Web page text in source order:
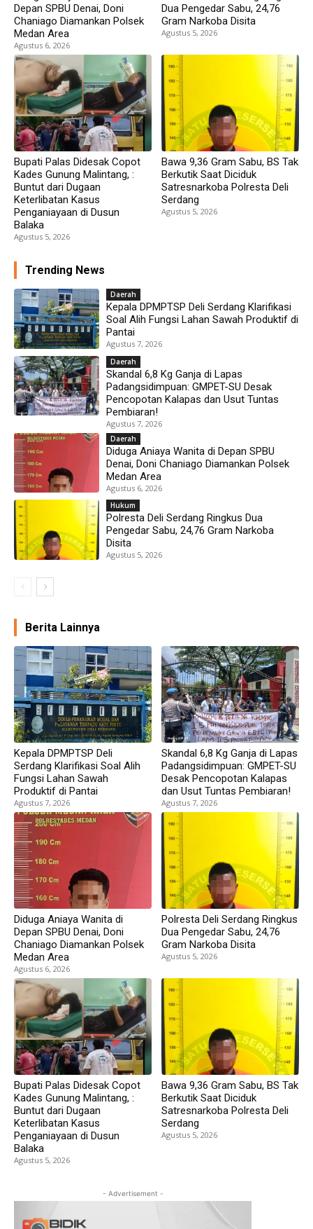
Depan SPBU Denai, Doni
Chaniago Diamankan Polsek
Medan Area
Agustus 6, 2026
Dua Pengedar Sabu, 24,76
Gram Narkoba Disita
Agustus 5, 2026
Bupati Palas Didesak Copot
Kades Gunung Malintang, :
Buntut dari Dugaan
Keterlibatan Kasus
Penganiayaan di Dusun
Balaka
Agustus 5, 2026
Bawa 9,36 Gram Sabu, BS Tak
Berkutik Saat Diciduk
Satresnarkoba Polresta Deli
Serdang
Agustus 5, 2026
Trending News
Daerah
Kepala DPMPTSP Deli Serdang Klarifikasi
Soal Alih Fungsi Lahan Sawah Produktif di
Pantai
Agustus 7, 2026
Daerah
Skandal 6,8 Kg Ganja di Lapas
Padangsidimpuan: GMPET-SU Desak
Pencopotan Kalapas dan Usut Tuntas
Pembiaran!
Agustus 7, 2026
Daerah
Diduga Aniaya Wanita di Depan SPBU
Denai, Doni Chaniago Diamankan Polsek
Medan Area
Agustus 6, 2026
Hukum
Polresta Deli Serdang Ringkus Dua
Pengedar Sabu, 24,76 Gram Narkoba
Disita
Agustus 5, 2026
Berita Lainnya
Kepala DPMPTSP Deli
Serdang Klarifikasi Soal Alih
Fungsi Lahan Sawah
Produktif di Pantai
Agustus 7, 2026
Skandal 6,8 Kg Ganja di Lapas
Padangsidimpuan: GMPET-SU
Desak Pencopotan Kalapas
dan Usut Tuntas Pembiaran!
Agustus 7, 2026
Diduga Aniaya Wanita di
Depan SPBU Denai, Doni
Chaniago Diamankan Polsek
Medan Area
Agustus 6, 2026
Polresta Deli Serdang Ringkus
Dua Pengedar Sabu, 24,76
Gram Narkoba Disita
Agustus 5, 2026
Bupati Palas Didesak Copot
Kades Gunung Malintang, :
Buntut dari Dugaan
Keterlibatan Kasus
Penganiayaan di Dusun
Balaka
Agustus 5, 2026
Bawa 9,36 Gram Sabu, BS Tak
Berkutik Saat Diciduk
Satresnarkoba Polresta Deli
Serdang
Agustus 5, 2026
- Advertisement -